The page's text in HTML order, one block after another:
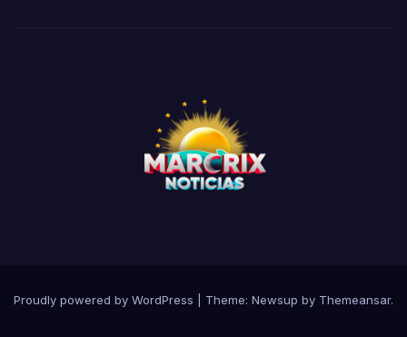
Proudly powered by WordPress Theme: Newsup by Themeansar.